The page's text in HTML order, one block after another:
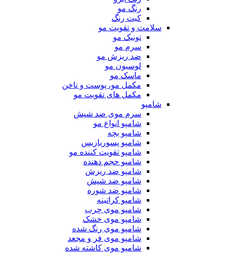
رنگ مو
کیت رنگ
سلامت و تقویت مو
تونیک مو
سرم مو
ضد ریزش مو
لوسیون مو
ماسک مو
مکمل مو، پوست و ناخن
مکمل های تقویت مو
شامپو
سرم موی ضد شپش
شامپو انواع مو
شامپو بچه
شامپو پسوریازیس
شامپو تقویت کننده مو
شامپو حجم دهنده
شامپو ضد ریزش
شامپو ضد شپش
شامپو ضد شوره
شامپو کراتینه
شامپو موی چرب
شامپو موی خشک
شامپو موی رنگ شده
شامپو موی فر و مجعد
شامپو موی کاشته شده